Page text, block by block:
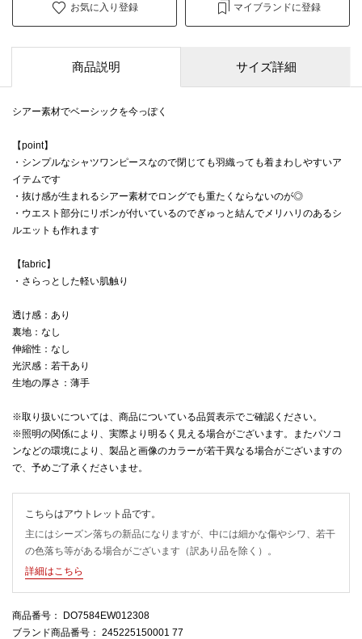
お気に入り登録 マイブランドに登録
商品説明 サイズ詳細
シアー素材でベーシックを今っぽく
【point】
・シンプルなシャツワンピースなので閉じても羽織っても着まわしやすいア
イテムです
・抜け感が生まれるシアー素材でロングでも重たくならないのが◎
・ウエスト部分にリボンが付いているのでぎゅっと結んでメリハリのあるシ
ルエットも作れます
【fabric】
・さらっとした軽い肌触り
透け感：あり
裏地：なし
伸縮性：なし
光沢感：若干あり
生地の厚さ：薄手
※取り扱いについては、商品についている品質表示でご確認ください。
※照明の関係により、実際より明るく見える場合がございます。またパソコ
ンなどの環境により、製品と画像のカラーが若干異なる場合がございますの
で、予めご了承くださいませ。
こちらはアウトレット品です。
主にはシーズン落ちの新品になりますが、中には細かな傷やシワ、若干
の色落ち等がある場合がございます（訳あり品を除く）。
詳細はこちら
商品番号 ： DO7584EW012308
ブランド商品番号 ： 245225150001 77